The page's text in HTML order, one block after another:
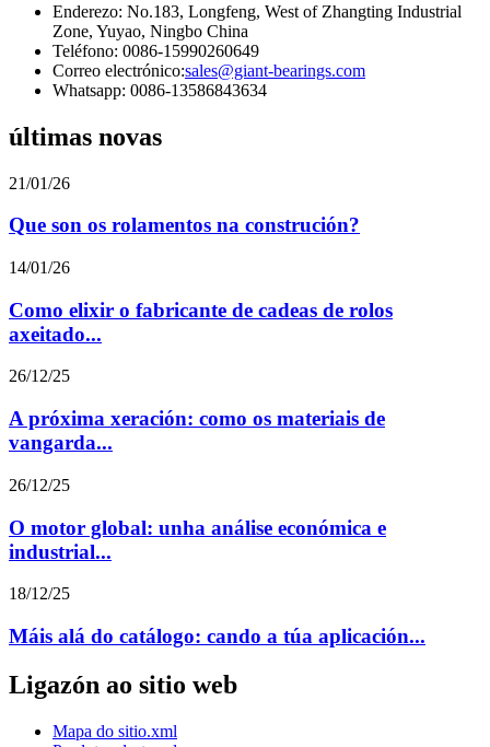
Enderezo: No.183, Longfeng, West of Zhangting Industrial
Zone, Yuyao, Ningbo China
Teléfono: 0086-15990260649
Correo electrónico:sales@giant-bearings.com
Whatsapp: 0086-13586843634
últimas novas
21/01/26
Que son os rolamentos na construción?
14/01/26
Como elixir o fabricante de cadeas de rolos
axeitado...
26/12/25
A próxima xeración: como os materiais de
vangarda...
26/12/25
O motor global: unha análise económica e
industrial...
18/12/25
Máis alá do catálogo: cando a túa aplicación...
Ligazón ao sitio web
Mapa do sitio.xml